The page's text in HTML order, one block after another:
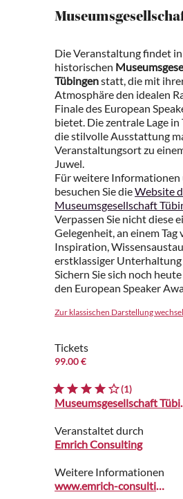
Die Veranstaltung findet
historischen
Tübingenstatt, die mit
Atmosphäre den idealen
Finale des European
bietet. Die zentrale Lage in
die stilvolle Ausstattung
Veranstaltungsort zu
Juwel.
Für weitere Informationen
besuchen Sie dieWebsite
Museumsgesellschaft
Verpassen Sie nicht diese
Gelegenheit, an einem Tag
Inspiration,
erstklassiger
Sichern Sie sich noch
den European Speaker
Zur klassischen Darstellung
Tickets
99.00 €
(1)
Veranstaltet durch
Emrich Consulting
Weitere Informationen
www.emrich-consulting.de